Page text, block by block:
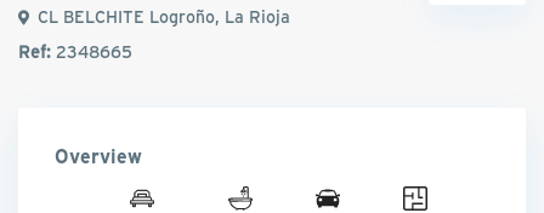
CL BELCHITE Logroño, La Rioja
Ref:2348665
Overview